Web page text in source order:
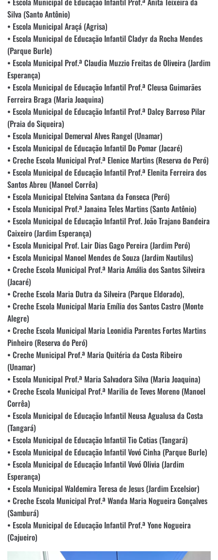
Silva (Santo Antônio)
• Escola Municipal Araçá (Agrisa)
• Escola Municipal de Educação Infantil Cladyr da Rocha Mendes
(Parque Burle)
• Escola Municipal Prof.ª Claudia Muzzio Freitas de Oliveira (Jardim
Esperança)
• Escola Municipal de Educação Infantil Prof.ª Cleusa Guimarães
Ferreira Braga (Maria Joaquina)
• Escola Municipal de Educação Infantil Prof.ª Dalcy Barroso Pilar
(Praia do Siqueira)
• Escola Municipal Demerval Alves Rangel (Unamar)
• Escola Municipal de Educação Infantil Do Pomar (Jacaré)
• Creche Escola Municipal Prof.ª Elenice Martins (Reserva do Peró)
• Escola Municipal de Educação Infantil Prof.ª Elenita Ferreira dos
Santos Abreu (Manoel Corrêa)
• Escola Municipal Etelvina Santana da Fonseca (Peró)
• Escola Municipal Prof.ª Janaina Teles Martins (Santo Antônio)
• Escola Municipal de Educação Infantil Prof. João Trajano Bandeira
Caixeiro (Jardim Esperança)
• Escola Municipal Prof. Lair Dias Gago Pereira (Jardim Peró)
• Escola Municipal Manoel Mendes de Souza (Jardim Nautilus)
• Creche Escola Municipal Prof.ª Maria Amália dos Santos Silveira
(Jacaré)
• Creche Escola Maria Dutra da Silveira (Parque Eldorado),
• Creche Escola Municipal Maria Emília dos Santos Castro (Monte
Alegre)
• Creche Escola Municipal Maria Leonidia Parentes Fortes Martins
Pinheiro (Reserva do Peró)
• Creche Municipal Prof.ª Maria Quitéria da Costa Ribeiro
(Unamar)
• Escola Municipal Prof.ª Maria Salvadora Silva (Maria Joaquina)
• Creche Escola Municipal Prof.ª Marilia de Teves Moreno (Manoel
Corrêa)
• Escola Municipal de Educação Infantil Neusa Agualusa da Costa
(Tangará)
• Escola Municipal de Educação Infantil Tio Cotias (Tangará)
• Escola Municipal de Educação Infantil Vovó Cinha (Parque Burle)
• Escola Municipal de Educação Infantil Vovó Olivia (Jardim
Esperança)
• Escola Municipal Waldemira Teresa de Jesus (Jardim Excelsior)
• Creche Escola Municipal Prof.ª Wanda Maria Nogueira Gonçalves
(Samburá)
• Escola Municipal de Educação Infantil Prof.ª Yone Nogueira
(Cajueiro)